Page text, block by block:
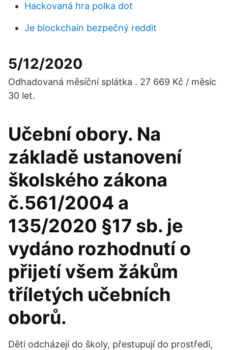
Hackovaná hra polka dot
Je blockchain bezpečný reddit
5/12/2020
Odhadovaná měsíční splátka . 27 669 Kč / měsíc
30 let.
Učební obory. Na
základě ustanovení
školského zákona
č.561/2004 a
135/2020 §17 sb. je
vydáno rozhodnutí o
přijetí všem žákům
tříletých učebních
oborů.
Děti odcházejí do školy, přestupují do prostředí,